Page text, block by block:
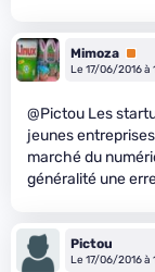
Mimoza
Le 17/06/2016 à
@Pictou Les
jeunes
marché du
généralité une
Pictou
Le 17/06/2016 à